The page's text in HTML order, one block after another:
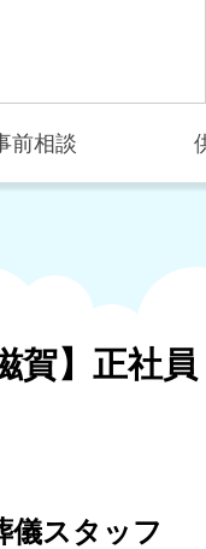
前相談
賀】正社
儀スタッフ